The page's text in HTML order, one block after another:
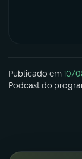
Publicado em10/
Podcastdo